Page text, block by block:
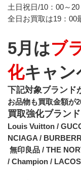
土日祝日/10：00～
全日お買取は19：00
5月はブ
化キャン
下記対象ブランド
お品物も買取金額が
買取強化ブランド
Louis Vuitton /
NCIAGA /
/ Champion /